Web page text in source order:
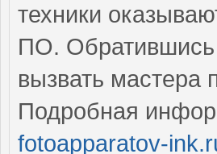
техники
ПО. Обратившись
вызвать мастера
Подробная
fotoapparatov-